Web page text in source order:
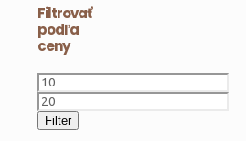
38,00 €.
Filtrovať
podľa
ceny
Minimálna
cena
Maximálna
cena
Filter